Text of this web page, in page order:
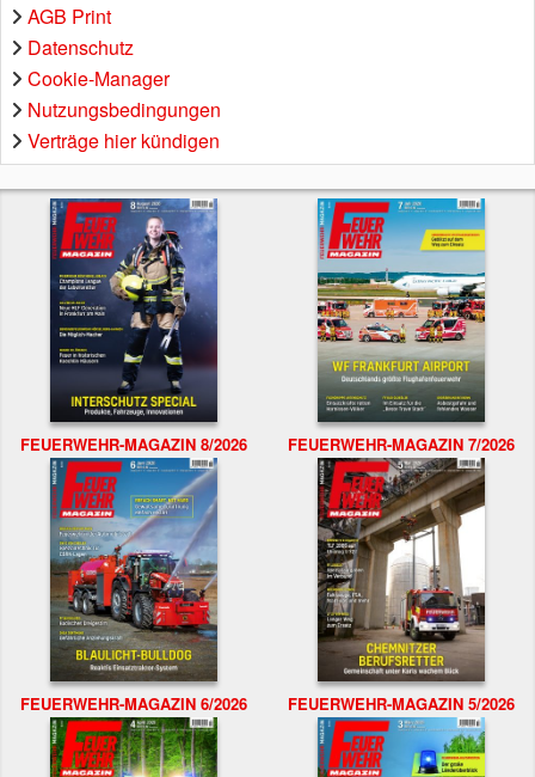
AGB Print
Datenschutz
Cookie-Manager
Nutzungsbedingungen
Verträge hier kündigen
FEUERWEHR-MAGAZIN 8/2026 FEUERWEHR-MAGAZIN 7/2026
FEUERWEHR-MAGAZIN 6/2026 FEUERWEHR-MAGAZIN 5/2026